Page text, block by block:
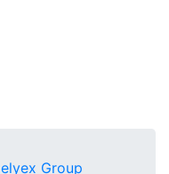
elyex Group